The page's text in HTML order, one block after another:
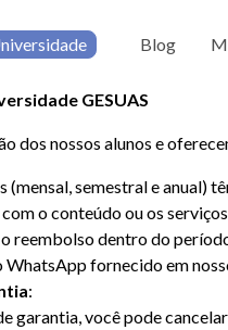
Blog
GESUAS
dos nossos alunos e
(mensal, semestral e
o conteúdo ou os
reembolso dentro do
WhatsApp fornecido em
:
garantia, você pode